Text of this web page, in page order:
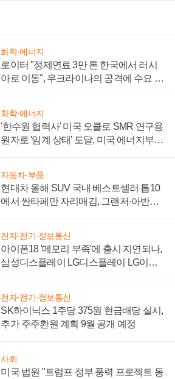
화학·에너지
로이터 "정제연료 3만 톤 한국에서 러시
아로 이동", 우크라이나의 공격에 수요 늘
화학·에너지
'한수원 협력사' 미국 오클로 SMR 연구용
원자로 '임계 상태' 도달, 미국 에너지부
자동차·부품
현대차 올해 SUV 국내 베스트셀러 톱10
에서 싼타페만 자리매김, 그랜저·아반떼
전자·전기·정보통신
아이폰18 '메모리 부족'에 출시 지연되나,
삼성디스플레이 LG디스플레이 LG이노
전자·전기·정보통신
SK하이닉스 1주당 375원 현금배당 실시,
추가 주주환원 계획 9월 공개 예정
사회
미국 법원 "트럼프 정부 풍력 프로젝트 동